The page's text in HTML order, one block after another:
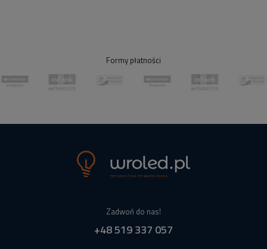
Formy płatności
Zadwoń do nas!
+48 519 337 057